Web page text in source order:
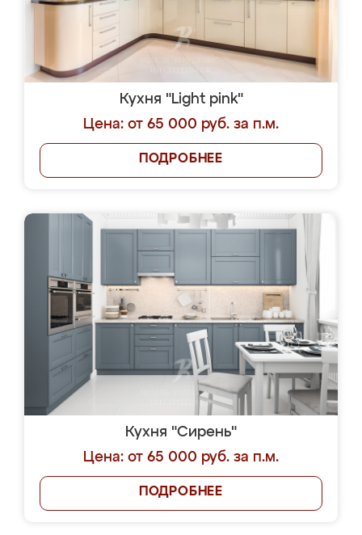
Кухня "Light pink"
Цена: от 65 000 руб. за п.м.
ПОДРОБНЕЕ
Кухня "Сирень"
Цена: от 65 000 руб. за п.м.
ПОДРОБНЕЕ